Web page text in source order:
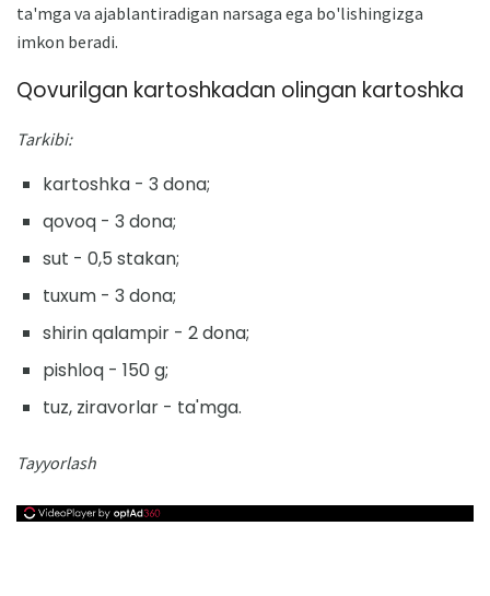
ta'mga va ajablantiradigan narsaga ega bo'lishingizga
imkon beradi.
Qovurilgan kartoshkadan olingan kartoshka
Tarkibi:
kartoshka - 3 dona;
qovoq - 3 dona;
sut - 0,5 stakan;
tuxum - 3 dona;
shirin qalampir - 2 dona;
pishloq - 150 g;
tuz, ziravorlar - ta'mga.
Tayyorlash